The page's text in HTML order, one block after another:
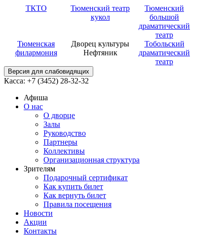
ТКТО
Тюменский театр
кукол
Тюменский
большой
драматический
театр
Тюменская
филармония
Дворец культуры
Нефтяник
Тобольский
драматический
театр
Версия для слабовидящих
Касса: +7 (3452) 28-32-32
Афиша
О нас
О дворце
Залы
Руководство
Партнеры
Коллективы
Организационная структура
Зрителям
Подарочный сертификат
Как купить билет
Как вернуть билет
Правила посещения
Новости
Акции
Контакты